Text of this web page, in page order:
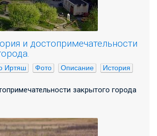
и достопримечательности
Иртяш Фото Описание
История
закрытого города